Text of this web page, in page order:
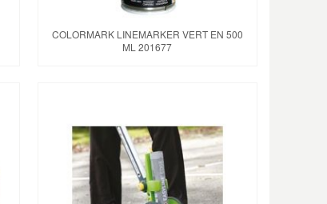
COLORMARK LINEMARKER VERT EN 500
ML 201677